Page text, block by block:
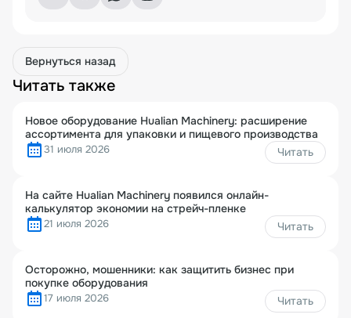
Вернуться назад
Читать также
Новое оборудование Hualian Machinery: расширение
ассортимента для упаковки и пищевого производства
31 июля 2026 Читать
На сайте Hualian Machinery появился онлайн-
калькулятор экономии на стрейч-пленке
21 июля 2026 Читать
Осторожно, мошенники: как защитить бизнес при
покупке оборудования
17 июля 2026 Читать